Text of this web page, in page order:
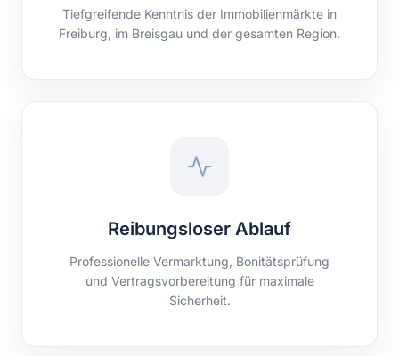
Tiefgreifende Kenntnis der Immobilienmärkte in
Freiburg, im Breisgau und der gesamten Region.
Reibungsloser Ablauf
Professionelle Vermarktung, Bonitätsprüfung
und Vertragsvorbereitung für maximale
Sicherheit.